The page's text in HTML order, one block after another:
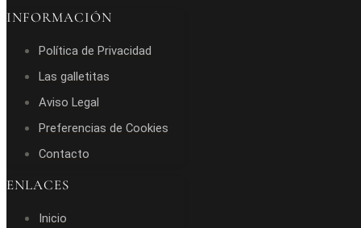
INFORMACIÓN
Política de Privacidad
Las galletitas
Aviso Legal
Preferencias de Cookies
Contacto
ENLACES
Inicio